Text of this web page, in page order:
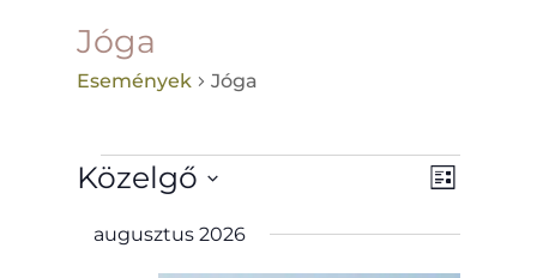
Jóga
Események Jóga
Események
nézetek
Esemény
nézet
Lista
Közelgő
kiválasztása.
augusztus 2026